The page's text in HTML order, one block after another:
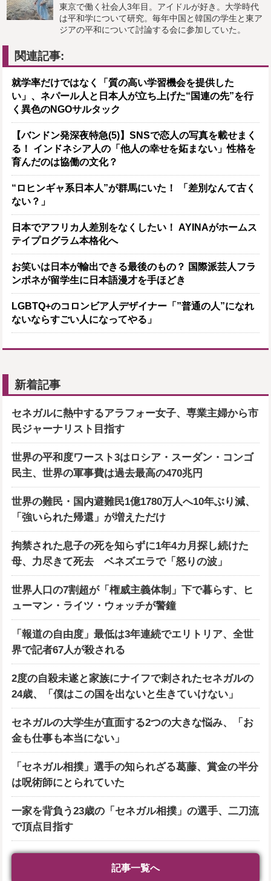
東京で働く社会人3年目。アイドルが好き。大学時代
は平和学について研究。毎年中国と韓国の学生と東ア
ジアの平和について討論する会に参加していた。
関連記事:
就学率だけではなく「質の高い学習機会を提供した
い」、ネパール人と日本人が立ち上げた“国連の先”を行
く異色のNGOサルタック
【バンドン発深夜特急(5)】SNSで恋人の写真を載せまく
る！ インドネシア人の「他人の幸せを妬まない」性格を
育んだのは協働の文化？
“ロヒンギャ系日本人”が群馬にいた！ 「差別なんて古く
ない？」
日本でアフリカ人差別をなくしたい！ AYINAがホームス
テイプログラム本格化へ
お笑いは日本が輸出できる最後のもの？ 国際派芸人フラ
ンポネが留学生に日本語漫才を手ほどき
LGBTQ+のコロンビア人デザイナー「”普通の人”になれ
ないならすごい人になってやる」
新着記事
セネガルに熱中するアラフォー女子、専業主婦から市
民ジャーナリスト目指す
世界の平和度ワースト3はロシア・スーダン・コンゴ
民主、世界の軍事費は過去最高の470兆円
世界の難民・国内避難民1億1780万人へ10年ぶり減、
「強いられた帰還」が増えただけ
拘禁された息子の死を知らずに1年4カ月探し続けた
母、力尽きて死去 ベネズエラで「怒りの波」
世界人口の7割超が「権威主義体制」下で暮らす、ヒ
ューマン・ライツ・ウォッチが警鐘
「報道の自由度」最低は3年連続でエリトリア、全世
界で記者67人が殺される
2度の自殺未遂と家族にナイフで刺されたセネガルの
24歳、「僕はこの国を出ないと生きていけない」
セネガルの大学生が直面する2つの大きな悩み、「お
金も仕事も本当にない」
「セネガル相撲」選手の知られざる葛藤、賞金の半分
は呪術師にとられていた
一家を背負う23歳の「セネガル相撲」の選手、二刀流
で頂点目指す
記事一覧へ